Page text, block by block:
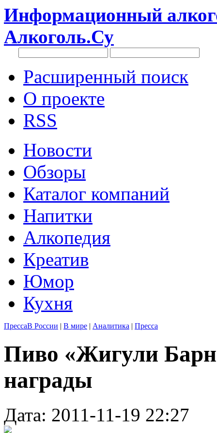
Информационный
Алкоголь.Су
Расширенный поиск
О проекте
RSS
Новости
Обзоры
Каталог компаний
Напитки
Алкопедия
Креатив
Юмор
Кухня
ПрессаВ России | В мире | Аналитика | Пресса
Пиво «Жигули
награды
Дата: 2011-11-19 22:27